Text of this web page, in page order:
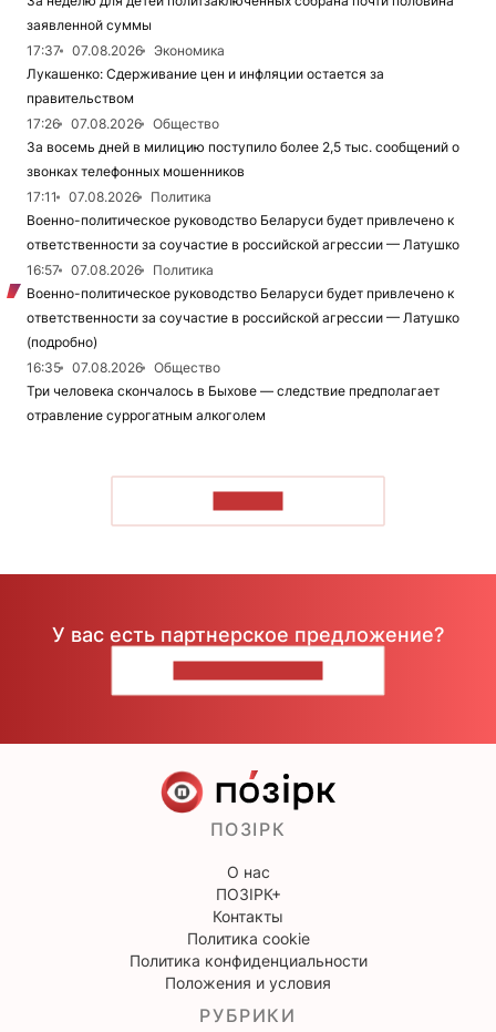
заявленной суммы
17:37
07.08.2026
Экономика
Лукашенко: Сдерживание цен и инфляции остается за
правительством
17:26
07.08.2026
Общество
За восемь дней в милицию поступило более 2,5 тыс. сообщений о
звонках телефонных мошенников
17:11
07.08.2026
Политика
Военно-политическое руководство Беларуси будет привлечено к
ответственности за соучастие в российской агрессии — Латушко
16:57
07.08.2026
Политика
Военно-политическое руководство Беларуси будет привлечено к
ответственности за соучастие в российской агрессии — Латушко
(подробно)
16:35
07.08.2026
Общество
Три человека скончалось в Быхове — следствие предполагает
отравление суррогатным алкоголем
У вас есть партнерское предложение?
ПОЗІРК
О нас
ПОЗІРК+
Контакты
Политика cookie
Политика конфиденциальности
Положения и условия
РУБРИКИ